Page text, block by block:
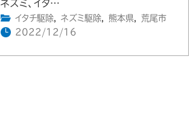
ネズミ、イタ…
イタチ駆除, ネズミ駆除, 熊本県,
荒尾市
2022/12/16